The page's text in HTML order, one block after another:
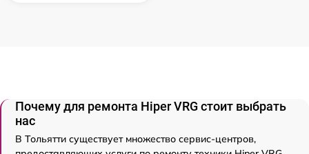
Почему для ремонта Hiper VRG стоит выбрать
нас
В Тольятти существует множество сервис-центров,